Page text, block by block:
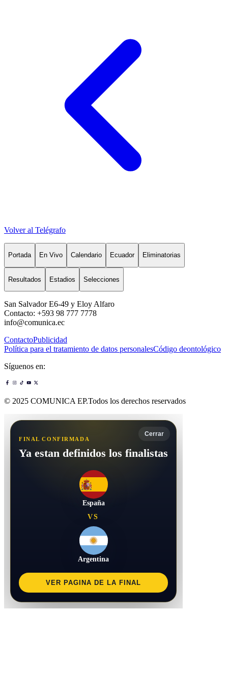
Volver al Telégrafo
Portada En Vivo Calendario Ecuador Eliminatorias
Resultados Estadios Selecciones
San Salvador E6-49 y Eloy Alfaro
Contacto: +593 98 777 7778
info@comunica.ec
ContactoPublicidad
Política para el tratamiento de datos personalesCódigo deontológico
Síguenos en:
© 2025 COMUNICA EP.Todos los derechos reservados
Cerrar
FINAL CONFIRMADA
Ya estan definidos los finalistas
España
VS
Argentina
VER PAGINA DE LA FINAL